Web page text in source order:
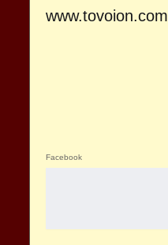
www.tovoion.com
Facebook